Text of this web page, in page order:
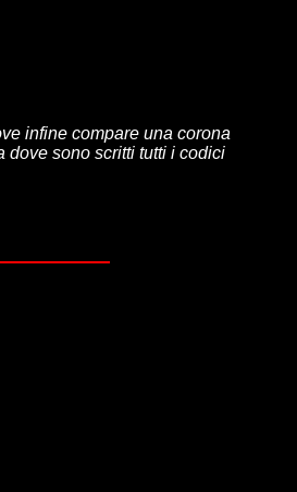
infine compare una corona
dove sono scritti tutti i codici